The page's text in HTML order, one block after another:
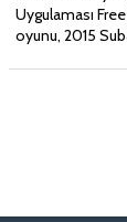
Uygulaması
oyunu, 2015